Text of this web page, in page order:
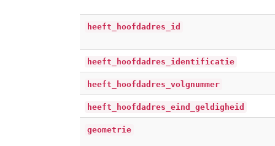
heeft_hoofdadres_id
heeft_hoofdadres_identificatie
heeft_hoofdadres_volgnummer
heeft_hoofdadres_eind_geldigheid
geometrie